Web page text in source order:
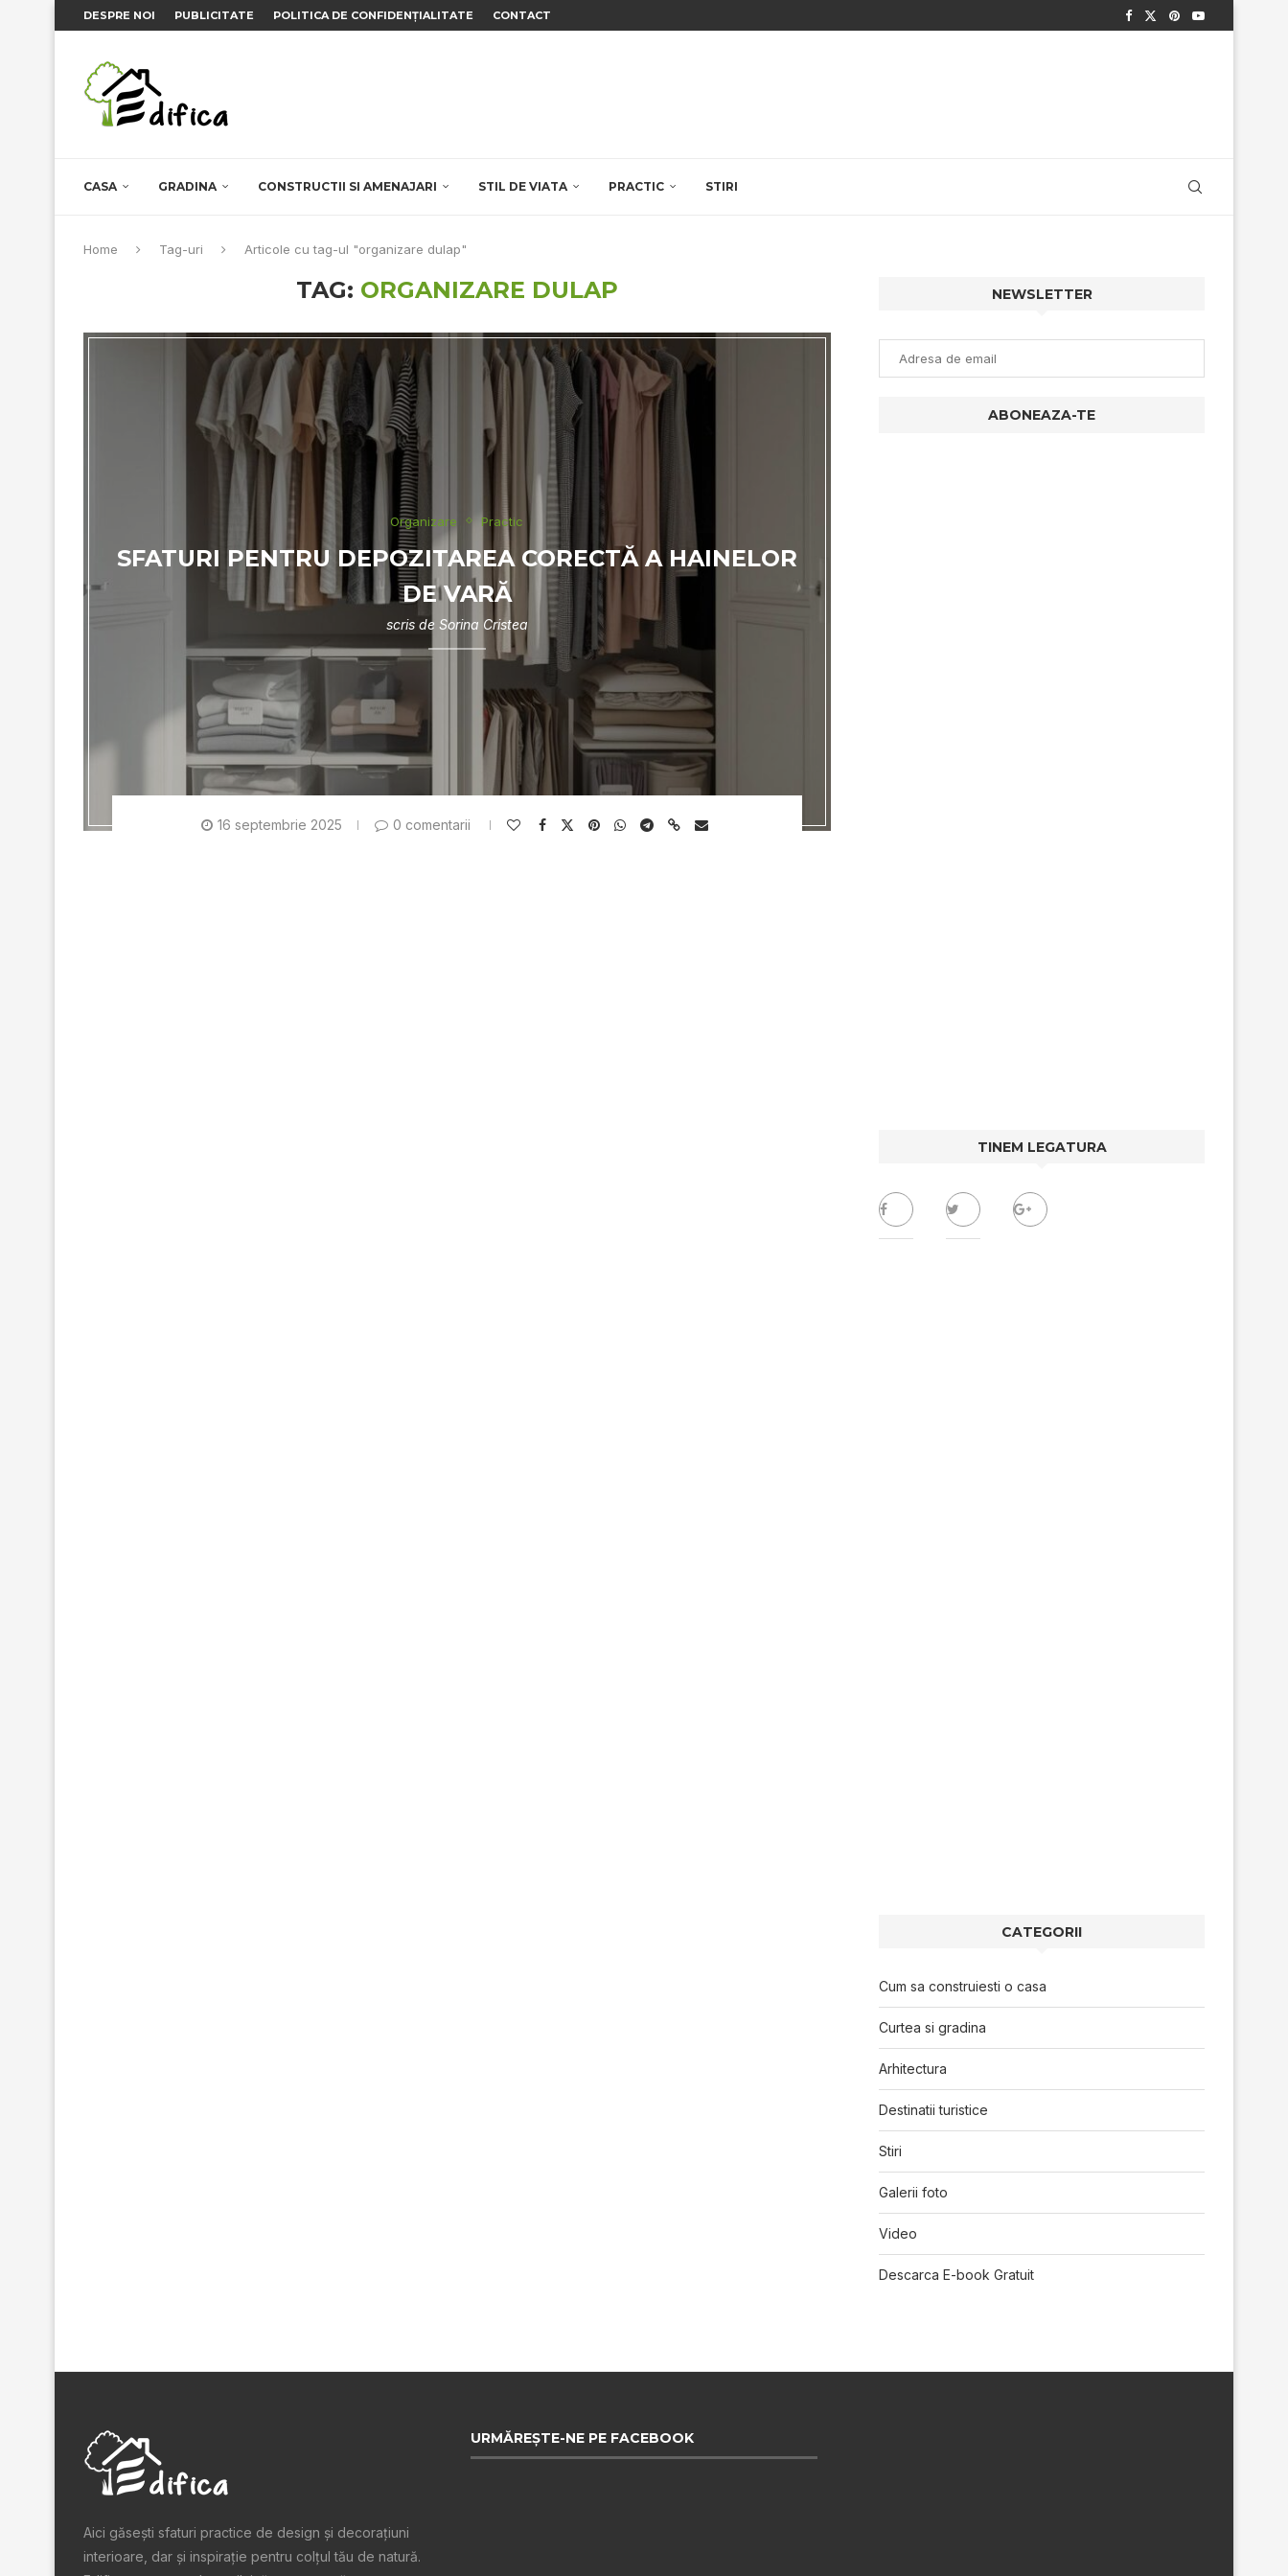
DESPRE NOI PUBLICITATE POLITICA DE CONFIDENȚIALITATE CONTACT
CASA GRADINA CONSTRUCTII SI AMENAJARI STIL DE VIATA PRACTIC STIRI
Home Tag-uri Articole cu tag-ul "organizare dulap"
TAG: ORGANIZARE DULAP
Organizare Practic
SFATURI PENTRU DEPOZITAREA CORECTĂ A HAINELOR
DE VARĂ
scris de Sorina Cristea
16 septembrie 2025 0 comentarii
NEWSLETTER
TINEM LEGATURA
CATEGORII
Cum sa construiesti o casa
Curtea si gradina
Arhitectura
Destinatii turistice
Stiri
Galerii foto
Video
Descarca E-book Gratuit
Aici găsești sfaturi practice de design şi decoraţiuni
interioare, dar și inspiraţie pentru colţul tău de natură.
URMĂREȘTE-NE PE FACEBOOK